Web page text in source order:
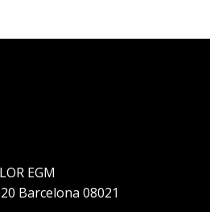
EGM
Barcelona 08021